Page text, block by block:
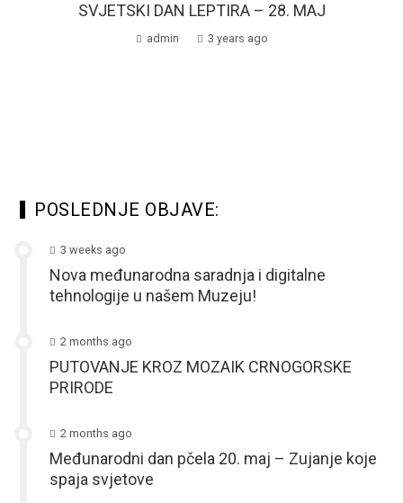
SVJETSKI DAN LEPTIRA – 28. MAJ
admin 3 years ago
POSLEDNJE OBJAVE:
3 weeks ago
Nova međunarodna saradnja i digitalne
tehnologije u našem Muzeju!
2 months ago
PUTOVANJE KROZ MOZAIK CRNOGORSKE
PRIRODE
2 months ago
Međunarodni dan pčela 20. maj – Zujanje koje
spaja svjetove